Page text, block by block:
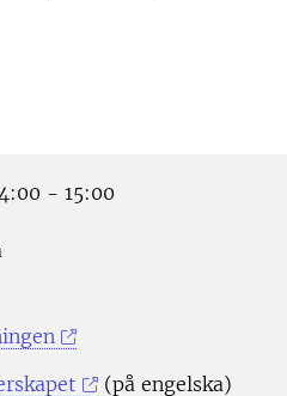
- 15:00
(på engelska)